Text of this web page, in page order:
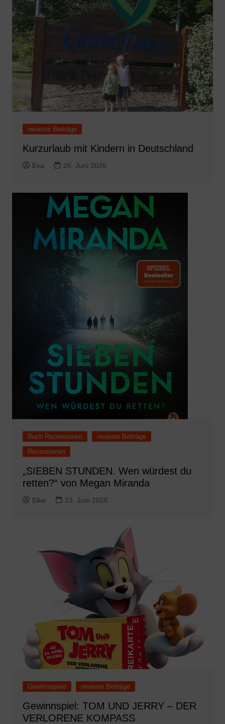
neueste Beiträge
Kurzurlaub mit Kindern in Deutschland
Eva 26. Juni 2026
Buch Rezensionen
neueste Beiträge
Rezensionen
„SIEBEN STUNDEN. Wen würdest du
retten?“ von Megan Miranda
Elke 23. Juni 2026
Gewinnspiele neueste Beiträge
Gewinnspiel: TOM UND JERRY – DER
VERLORENE KOMPASS